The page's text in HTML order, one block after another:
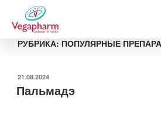
РУБРИКА: ПОПУЛЯРНЫЕ
21.08.2024
Пальмадэ